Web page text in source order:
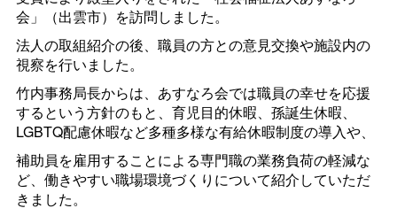
会」（出雲市）を訪問しました。
法人の取組紹介の後、職員の方との意見交換や施設内の
視察を行いました。
竹内事務局長からは、あすなろ会では職員の幸せを応援
するという方針のもと、育児目的休暇、孫誕生休暇、
LGBTQ配慮休暇など多種多様な有給休暇制度の導入や、
補助員を雇用することによる専門職の業務負荷の軽減な
ど、働きやすい職場環境づくりについて紹介していただ
きました。